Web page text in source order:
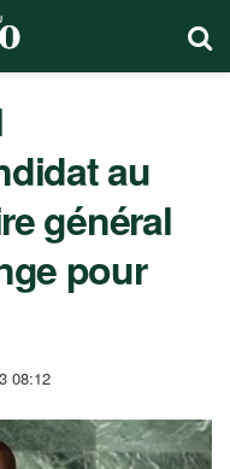
au
général
pour
08:12